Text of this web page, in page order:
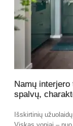
Namų
spalvų,
Išskirtinių